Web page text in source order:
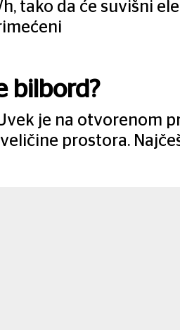
tako da će suvišni
bilbord?
je na otvorenom
prostora.